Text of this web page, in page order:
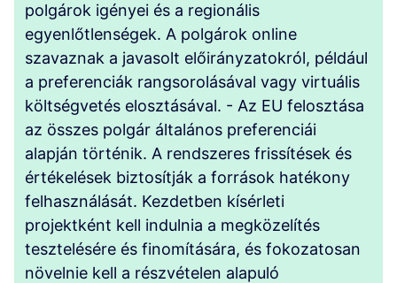
polgárok igényei és a regionális
egyenlőtlenségek. A polgárok online
szavaznak a javasolt előirányzatokról, például
a preferenciák rangsorolásával vagy virtuális
költségvetés elosztásával. - Az EU felosztása
az összes polgár általános preferenciái
alapján történik. A rendszeres frissítések és
értékelések biztosítják a források hatékony
felhasználását. Kezdetben kísérleti
projektként kell indulnia a megközelítés
tesztelésére és finomítására, és fokozatosan
növelnie kell a részvételen alapuló